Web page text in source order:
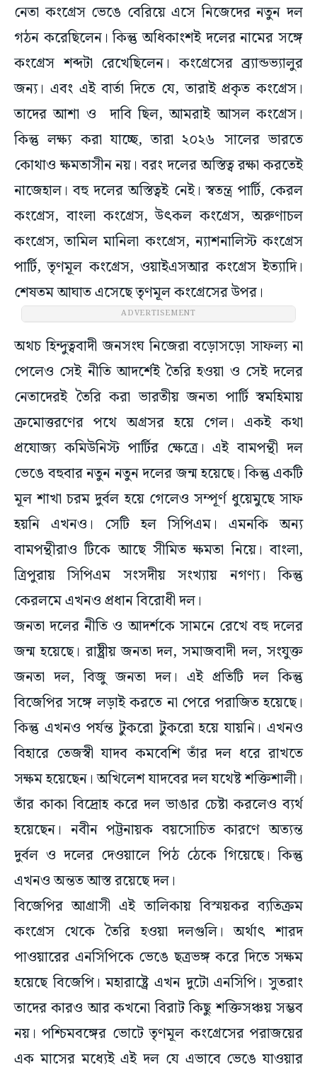
নেতা কংগ্রেস ভেঙে বেরিয়ে এসে নিজেদের নতুন দল
গঠন করেছিলেন। কিন্তু অধিকাংশই দলের নামের সঙ্গে
কংগ্রেস শব্দটা রেখেছিলেন। কংগ্রেসের ব্র্যান্ডভ্যালুর
জন্য। এবং এই বার্তা দিতে যে, তারাই প্রকৃত কংগ্রেস।
তাদের আশা ও দাবি ছিল, আমরাই আসল কংগ্রেস।
কিন্তু লক্ষ্য করা যাচ্ছে, তারা ২০২৬ সালের ভারতে
কোথাও ক্ষমতাসীন নয়। বরং দলের অস্তিত্ব রক্ষা করতেই
নাজেহাল। বহু দলের অস্তিত্বই নেই। স্বতন্ত্র পার্টি, কেরল
কংগ্রেস, বাংলা কংগ্রেস, উৎকল কংগ্রেস, অরুণাচল
কংগ্রেস, তামিল মানিলা কংগ্রেস, ন্যাশনালিস্ট কংগ্রেস
পার্টি, তৃণমূল কংগ্রেস, ওয়াইএসআর কংগ্রেস ইত্যাদি।
শেষতম আঘাত এসেছে তৃণমূল কংগ্রেসের উপর।
অথচ হিন্দুত্ববাদী জনসংঘ নিজেরা বড়োসড়ো সাফল্য না
পেলেও সেই নীতি আদর্শেই তৈরি হওয়া ও সেই দলের
নেতাদেরই তৈরি করা ভারতীয় জনতা পার্টি স্বমহিমায়
ক্রমোত্তরণের পথে অগ্রসর হয়ে গেল। একই কথা
প্রযোজ্য কমিউনিস্ট পার্টির ক্ষেত্রে। এই বামপন্থী দল
ভেঙে বহুবার নতুন নতুন দলের জন্ম হয়েছে। কিন্তু একটি
মূল শাখা চরম দুর্বল হয়ে গেলেও সম্পূর্ণ ধুয়েমুছে সাফ
হয়নি এখনও। সেটি হল সিপিএম। এমনকি অন্য
বামপন্থীরাও টিকে আছে সীমিত ক্ষমতা নিয়ে। বাংলা,
ত্রিপুরায় সিপিএম সংসদীয় সংখ্যায় নগণ্য। কিন্তু
কেরলমে এখনও প্রধান বিরোধী দল।
জনতা দলের নীতি ও আদর্শকে সামনে রেখে বহু দলের
জন্ম হয়েছে। রাষ্ট্রীয় জনতা দল, সমাজবাদী দল, সংযুক্ত
জনতা দল, বিজু জনতা দল। এই প্রতিটি দল কিন্তু
বিজেপির সঙ্গে লড়াই করতে না পেরে পরাজিত হয়েছে।
কিন্তু এখনও পর্যন্ত টুকরো টুকরো হয়ে যায়নি। এখনও
বিহারে তেজস্বী যাদব কমবেশি তাঁর দল ধরে রাখতে
সক্ষম হয়েছেন। অখিলেশ যাদবের দল যথেষ্ট শক্তিশালী।
তাঁর কাকা বিদ্রোহ করে দল ভাঙার চেষ্টা করলেও ব্যর্থ
হয়েছেন। নবীন পট্টনায়ক বয়সোচিত কারণে অত্যন্ত
দুর্বল ও দলের দেওয়ালে পিঠ ঠেকে গিয়েছে। কিন্তু
এখনও অন্তত আস্ত রয়েছে দল।
বিজেপির আগ্রাসী এই তালিকায় বিস্ময়কর ব্যতিক্রম
কংগ্রেস থেকে তৈরি হওয়া দলগুলি। অর্থাৎ শারদ
পাওয়ারের এনসিপিকে ভেঙে ছত্রভঙ্গ করে দিতে সক্ষম
হয়েছে বিজেপি। মহারাষ্ট্রে এখন দুটো এনসিপি। সুতরাং
তাদের কারও আর কখনো বিরাট কিছু শক্তিসঞ্চয় সম্ভব
নয়। পশ্চিমবঙ্গের ভোটে তৃণমূল কংগ্রেসের পরাজয়ের
এক মাসের মধ্যেই এই দল যে এভাবে ভেঙে যাওয়ার
মতো খাদের কিনারায় এসে দাঁড়াবে, এটা কেউ কল্পনাই